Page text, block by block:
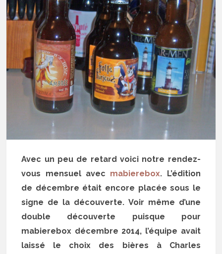
Avec un peu de retard voici notre rendez-
vous mensuel avec mabierebox. L’édition
de décembre était encore placée sous le
signe de la découverte. Voir même d’une
double découverte puisque pour
mabierebox décembre 2014, l’équipe avait
laissé le choix des bières à Charles